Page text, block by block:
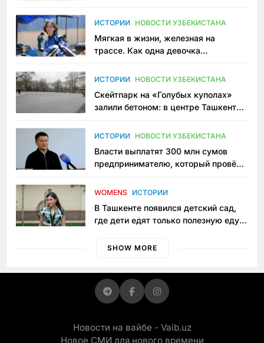
ИСТОРИИ НОВОСТИ УЗБЕКИСТАНА
Мягкая в жизни, железная на
трассе. Как одна девочка
Узбекистане
ИСТОРИИ НОВОСТИ УЗБЕКИСТАНА
Скейтпарк на «Голубых куполах»
залили бетоном: в центре Ташкента
пространство
ИСТОРИИ НОВОСТИ УЗБЕКИСТАНА
Власти выплатят 300 млн сумов
предпринимателю, который провёл
приговору
WOMENS ИСТОРИИ
В Ташкенте появился детский сад,
где дети едят только полезную еду.
просить «кашу без сахара»
SHOW MORE
Новости на вайбе - Vaib.uz
Новое СМИ для нового времени